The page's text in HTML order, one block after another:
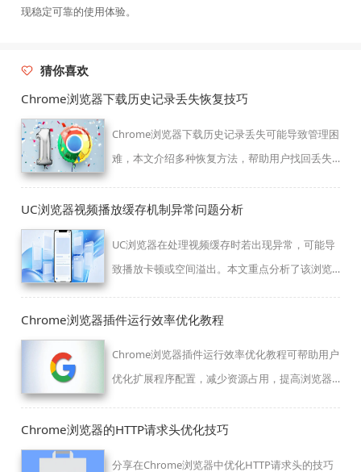
现稳定可靠的使用体验。
猜你喜欢
Chrome浏览器下载历史记录丢失恢复技巧
Chrome浏览器下载历史记录丢失可能导致管理困
难，本文介绍多种恢复方法，帮助用户找回丢失
UC浏览器视频播放缓存机制异常问题分析
UC浏览器在处理视频缓存时若出现异常，可能导
致播放卡顿或空间溢出。本文重点分析了该浏览
与存储路径检查步骤，协助用户优化视频加载性
Chrome浏览器插件运行效率优化教程
Chrome浏览器插件运行效率优化教程可帮助用户
优化扩展程序配置，减少资源占用，提高浏览器
Chrome浏览器的HTTP请求头优化技巧
分享在Chrome浏览器中优化HTTP请求头的技巧